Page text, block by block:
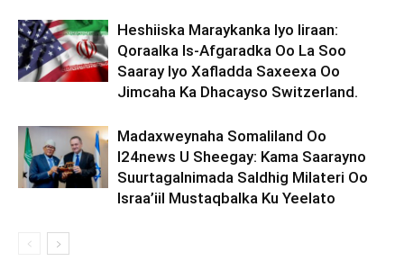
Heshiiska Maraykanka Iyo Iiraan:
Qoraalka Is-Afgaradka Oo La Soo
Saaray Iyo Xafladda Saxeexa Oo
Jimcaha Ka Dhacayso Switzerland.
Madaxweynaha Somaliland Oo
I24news U Sheegay: Kama Saarayno
Suurtagalnimada Saldhig Milateri Oo
Israa’iil Mustaqbalka Ku Yeelato